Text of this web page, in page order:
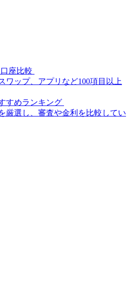
座比較
ワップ、アプリなど100項目以上
すめランキング
厳選し、審査や金利を比較してい